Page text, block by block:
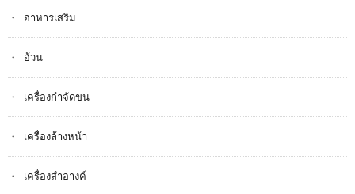
อาหารเสริม
อ้วน
เครื่องกำจัดขน
เครื่องล้างหน้า
เครื่องสำอางค์